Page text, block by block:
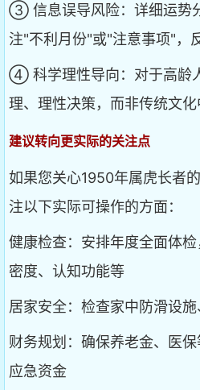
③ 信息误导风险：详细运势
注"不利月份"或"注意事项"，
④ 科学理性导向：对于高龄
理、理性决策，而非传统文
建议转向更实际的关注点
如果您关心1950年属虎长者
注以下实际可操作的方面：
健康检查：安排年度全面体
密度、认知功能等
居家安全：检查家中防滑设
财务规划：确保养老金、医
应急资金